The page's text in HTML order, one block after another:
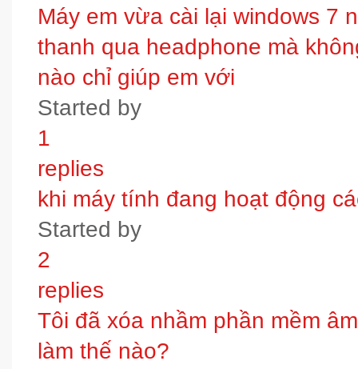
Máy em vừa cài lại windows 7
thanh qua headphone mà
nào chỉ giúp em với
Started by
1
replies
khi máy tính đang hoạt động
Started by
2
replies
Tôi đã xóa nhầm phần mềm
làm thế nào?